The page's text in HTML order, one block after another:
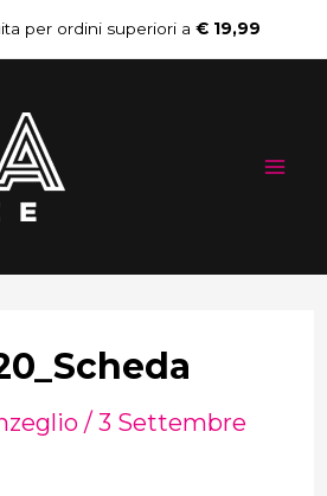
per ordini superiori a € 19,99
/ 3 Settembre